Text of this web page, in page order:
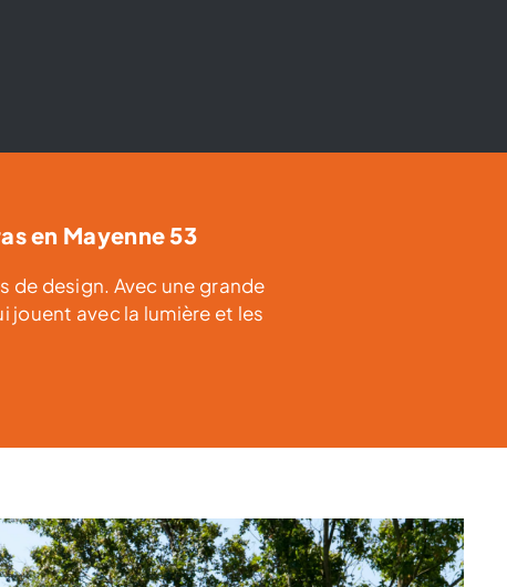
en Mayenne 53
de design. Avec une grande
avec la lumière et les